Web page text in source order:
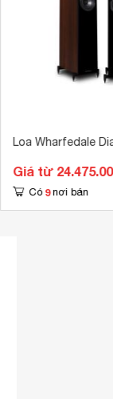
Loa Wharfedale
Giá từ
Có 9 nơi bán